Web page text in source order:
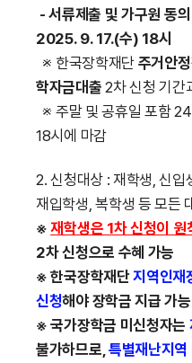
- 서류제출 및 가구원
2025. 9. 17.(수) 18시
※ 한국장학재단 주거안
학자금대출 2차 신청 기간
※ 주말 및 공휴일 포함
18시에 마감
2. 신청대상 : 재학생, 신
재입학생, 복학생 등 모든
※재학생은 1차 신청이 원
2차 신청으로 수혜 가능
※ 한국장학재단지역인재
신청해야 장학금 지급 가능
※ 국가장학금 미신청자는
불가하므로,특별재난지역